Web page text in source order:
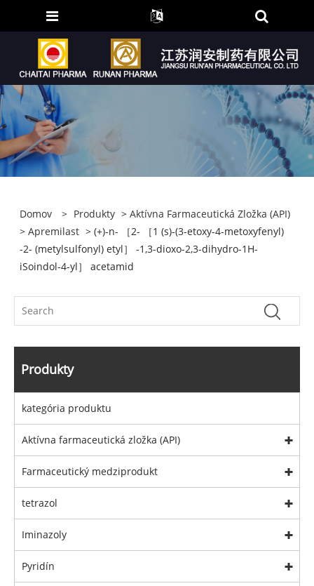
Domov > Produkty >Aktívna Farmaceutická Zložka (API)
>Apremilast > (+)-n- ［2- ［1 (s)-(3-etoxy-4-metoxyfenyl)
-2- (metylsulfonyl) etyl］ -1,3-dioxo-2,3-dihydro-1H-
iSoindol-4-yl］ acetamid
Produkty
kategória produktu
Aktívna farmaceutická zložka (API)
Farmaceutický medziprodukt
tetrazol
Iminazoly
Pyridín